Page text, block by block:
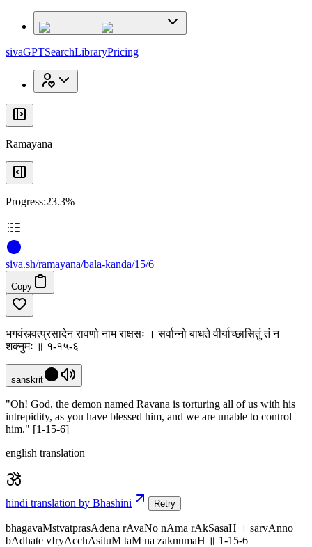
sivaGPTSearchLibraryPricing
Ramayana
Progress:23.3%
siva.sh/ramayana/bala-kanda/15/6
Copy
भगवंस्त्वत्प्रसादेन रावणो नाम राक्षसः । सर्वान्नो बाधते वीर्याच्छासितुं तं न
शक्नुमः ॥ १-१५-६
sanskrit
"Oh! God, the demon named Ravana is torturing all of us with his
intrepidity, as you have blessed him, and we are unable to control
him." [1-15-6]
english translation
hindi translation by Bhashini Retry
bhagavaMstvatprasAdena rAvaNo nAma rAkSasaH । sarvAnno
bAdhate vIryAcchAsituM taM na zaknumaH ॥ 1-15-6